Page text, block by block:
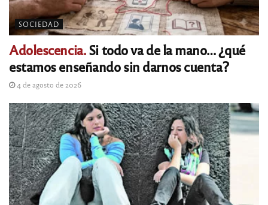
SOCIEDAD
Adolescencia.Si todo va de la mano… ¿qué
estamos enseñando sin darnos cuenta?
4 de agosto de 2026